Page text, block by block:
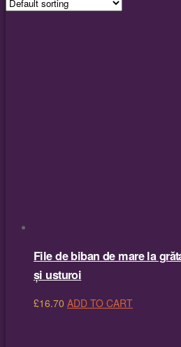
File de biban de mare la
și usturoi
£16.70 ADD TO CART